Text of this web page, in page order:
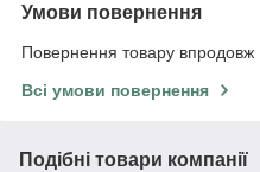
Умови повернення
Повернення товару впродовж
Всі умови повернення
Подібні товари компанії